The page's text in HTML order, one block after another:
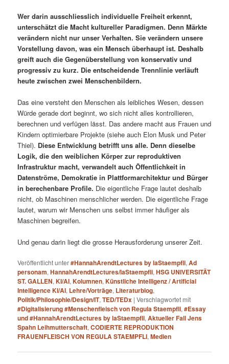
Wer darin ausschliesslich individuelle Freiheit erkennt,
unterschätzt die Macht kultureller Paradigmen. Denn Märkte
verändern nicht nur unser Verhalten. Sie verändern unsere
Vorstellung davon, was ein Mensch überhaupt ist. Deshalb
greift auch die Gegenüberstellung von konservativ und
progressiv zu kurz. Die entscheidende Trennlinie verläuft
heute zwischen zwei Menschenbildern.
Das eine versteht den Menschen als leibliches Wesen, dessen
Würde gerade dort beginnt, wo sich nicht alles kontrollieren,
berechnen und verfügen lässt. Das andere macht aus Frauen und
Kindern optimierbare Projekte (siehe auch Elon Musk und Peter
Thiel). Diese Entwicklung betrifft uns alle. Denn dieselbe
Logik, die den weiblichen Körper zur reproduktiven
Infrastruktur macht, verwandelt auch Öffentlichkeit in
Datenströme, Demokratie in Plattformarchitektur und Bürger
in berechenbare Profile. Die eigentliche Frage lautet deshalb
nicht, ob Maschinen menschlicher werden. Die eigentliche Frage
lautet, warum wir Menschen uns selbst immer häufiger als
Maschinen begreifen.
Und genau darin liegt die grosse Herausforderung unserer Zeit.
Veröffentlicht unter#HannahArendtLectures by laStaempfli,Ad
personam,HannahArendtLectures/laStaempfli,HSG UNIVERSITÄT
ST. GALLEN,KI/AI,Kolumnen,Künstliche Intelligenz / Artificial
Intelligence KI/AI, Lehre/Vorträge, Literaturblog,
Politik/Philosophie/Design/IT,TED/TEDx |Verschlagwortet mit
#Digitalisierung #Menschenfleisch von Regula Staempfli,#Essay
und #HannahArendtLectures by laStaempfli,Aktueller Fall Jens
Spahn Leihmutterschaft,CODIERTE REPRODUKTION
FRAUENFLEISCH VON REGULA STAEMPFLI,Medien